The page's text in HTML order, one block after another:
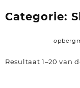
Categorie:
Resultaat 1–20 van